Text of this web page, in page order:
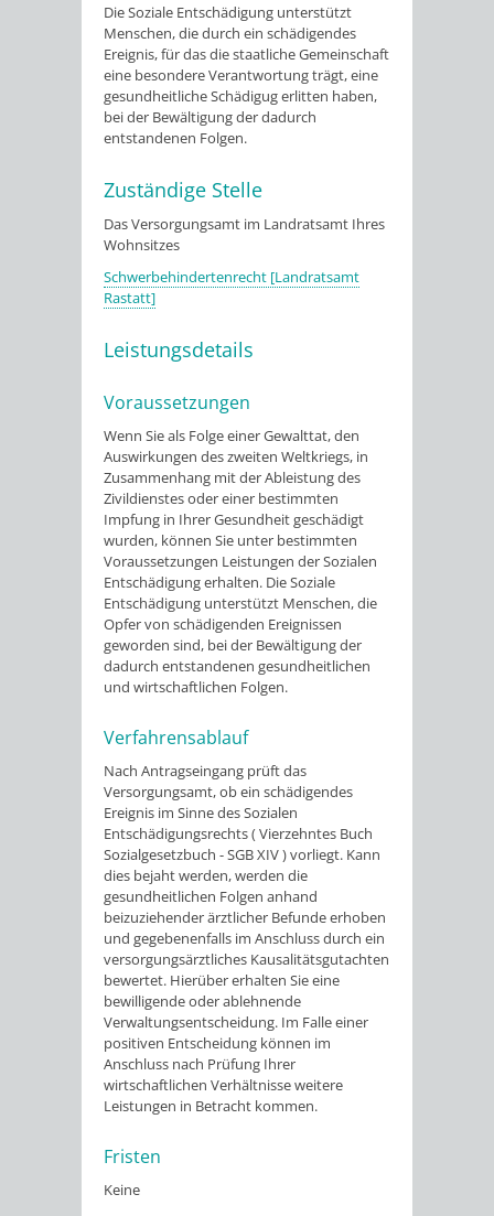
Die Soziale Entschädigung unterstützt
Menschen, die durch ein schädigendes
Ereignis, für das die staatliche Gemeinschaft
eine besondere Verantwortung trägt, eine
gesundheitliche Schädigug erlitten haben,
bei der Bewältigung der dadurch
entstandenen Folgen.
Zuständige Stelle
Das Versorgungsamt im Landratsamt Ihres
Wohnsitzes
Schwerbehindertenrecht [Landratsamt
Rastatt]
Leistungsdetails
Voraussetzungen
Wenn Sie als Folge einer Gewalttat,den
Auswirkungen des zweiten Weltkriegs, in
Zusammenhang mit der Ableistung des
Zivildienstesoder einer bestimmten
Impfung in Ihrer Gesundheit geschädigt
wurden, können Sie unter bestimmten
Voraussetzungen Leistungen der Sozialen
Entschädigung erhalten. Die Soziale
Entschädigung unterstützt Menschen, die
Opfer von schädigenden Ereignissen
geworden sind, bei der Bewältigung der
dadurch entstandenen gesundheitlichen
und wirtschaftlichen Folgen.
Verfahrensablauf
Nach Antragseingang prüft das
Versorgungsamt, ob ein schädigendes
Ereignis im Sinne des Sozialen
Entschädigungsrechts ( Vierzehntes Buch
Sozialgesetzbuch - SGB XIV ) vorliegt. Kann
dies bejaht werden, werden die
gesundheitlichen Folgen anhand
beizuziehender ärztlicher Befunde erhoben
und gegebenenfalls im Anschluss durch ein
versorgungsärztliches Kausalitätsgutachten
bewertet. Hierüber erhalten Sie eine
bewilligende oder ablehnende
Verwaltungsentscheidung. Im Falle einer
positiven Entscheidung können im
Anschluss nach Prüfung Ihrer
wirtschaftlichen Verhältnisse weitere
Leistungen in Betracht kommen.
Fristen
Keine